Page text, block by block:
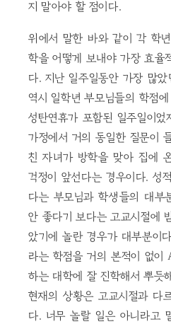
지 말아야 할 점이다.
위에서 말한 바와 같이 각 학
학을 어떻게 보내야 가장 효율
다. 지난 일주일동안 가장 많았
역시 일학년 부모님들의 학점
성탄연휴가 포함된 일주일이
가정에서 거의 동일한 질문이
친 자녀가 방학을 맞아 집에
걱정이 앞선다는 경우이다. 성
다는 부모님과 학생들의 대부
안 좋다기 보다는 고교시절에
았기에 놀란 경우가 대부분이
라는 학점을 거의 본적이 없이
하는 대학에 잘 진학해서 뿌듯
현재의 상황은 고교시절과 다
다. 너무 놀랄 일은 아니라고